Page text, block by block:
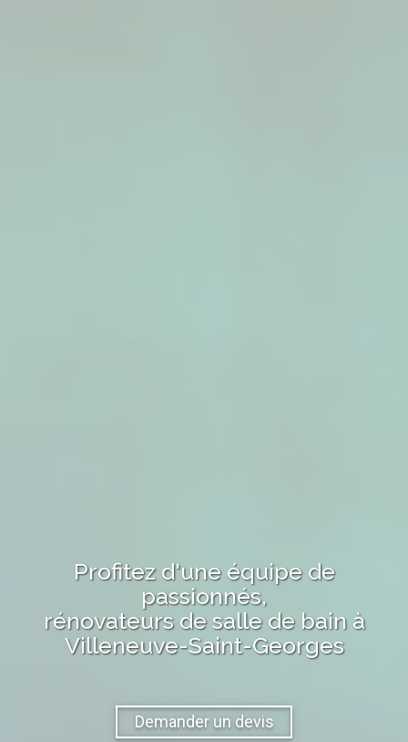
Profitez d'une équipe de
passionnés,
rénovateurs de salle de bainà
Villeneuve-Saint-Georges
Demander un devis